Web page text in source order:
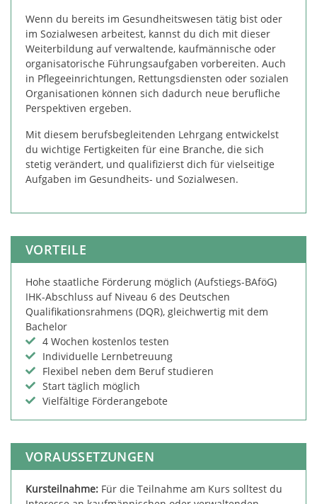
Wenn du bereits im Gesundheitswesen tätig bist oder
im Sozialwesen arbeitest, kannst du dich mit dieser
Weiterbildung auf verwaltende, kaufmännische oder
organisatorische Führungsaufgaben vorbereiten. Auch
in Pflegeeinrichtungen, Rettungsdiensten oder sozialen
Organisationen können sich dadurch neue berufliche
Perspektiven ergeben.
Mit diesem berufsbegleitenden Lehrgang entwickelst
du wichtige Fertigkeiten für eine Branche, die sich
stetig verändert, und qualifizierst dich für vielseitige
Aufgaben im Gesundheits- und Sozialwesen.
VORTEILE
Hohe staatliche Förderung möglich (Aufstiegs-BAföG)
IHK-Abschluss auf Niveau 6 des Deutschen
Qualifikationsrahmens (DQR), gleichwertig mit dem
Bachelor
4 Wochen kostenlos testen
Individuelle Lernbetreuung
Flexibel neben dem Beruf studieren
Start täglich möglich
Vielfältige Förderangebote
VORAUSSETZUNGEN
Kursteilnahme: Für die Teilnahme am Kurs solltest du